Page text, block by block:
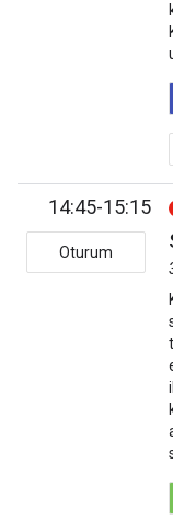
14:45-15:15
Oturum